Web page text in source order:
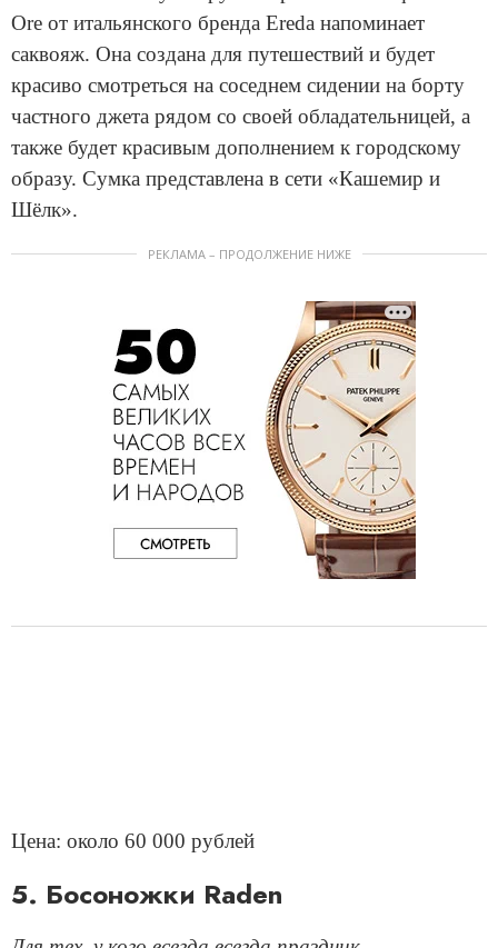
Ore от итальянского бренда Ereda напоминает
саквояж. Она создана для путешествий и будет
красиво смотреться на соседнем сидении на борту
частного джета рядом со своей обладательницей, а
также будет красивым дополнением к городскому
образу. Сумка представлена в сети «Кашемир и
Шёлк».
РЕКЛАМА – ПРОДОЛЖЕНИЕ НИЖЕ
Цена: около 60 000 рублей
5. Босоножки Raden